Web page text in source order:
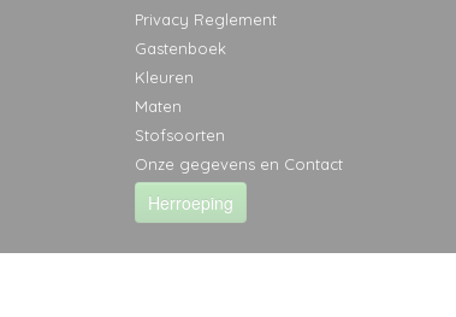
Privacy Reglement
Gastenboek
Kleuren
Maten
Stofsoorten
Onze gegevens en Contact
Herroeping